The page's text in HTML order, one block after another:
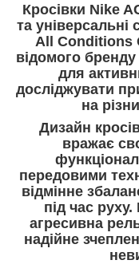
Кросівки Nike
та універсальні
All Conditions
відомого
для
досліджувати
на
Дизайн
вражає
передовими
відмінне
під час
агресивна
надійне